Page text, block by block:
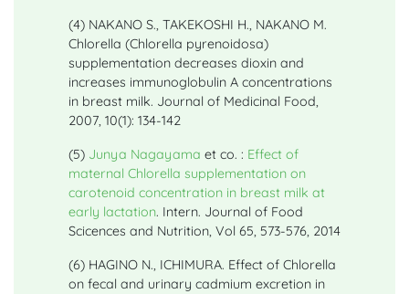
(4) NAKANO S., TAKEKOSHI H., NAKANO M.
Chlorella (Chlorella pyrenoidosa)
supplementation decreases dioxin and
increases immunoglobulin A concentrations
in breast milk. Journal of Medicinal Food,
2007, 10(1): 134-142
(5) Junya Nagayama et co. : Effect of
maternal Chlorella supplementation on
carotenoid concentration in breast milk at
early lactation. Intern. Journal of Food
Scicences and Nutrition, Vol 65, 573-576, 2014
(6) HAGINO N., ICHIMURA. Effect of Chlorella
on fecal and urinary cadmium excretion in